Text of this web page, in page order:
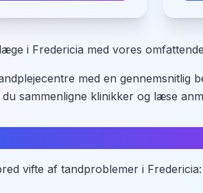
i Fredericia med vores
med en
sammenligne klinikker og læse
vifte af tandproblemer i Fredericia: